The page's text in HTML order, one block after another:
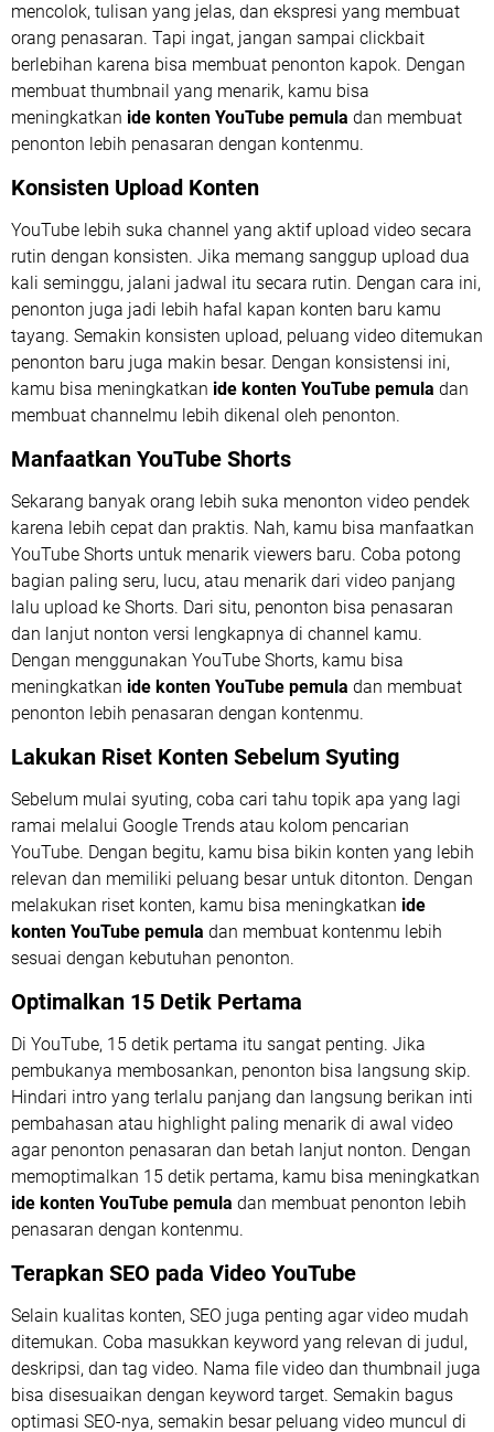
mencolok, tulisan yang jelas, dan ekspresi yang membuat
orang penasaran. Tapi ingat, jangan sampai clickbait
berlebihan karena bisa membuat penonton kapok. Dengan
membuat thumbnail yang menarik, kamu bisa
meningkatkan ide konten YouTube pemula dan membuat
penonton lebih penasaran dengan kontenmu.
Konsisten Upload Konten
YouTube lebih suka channel yang aktif upload video secara
rutin dengan konsisten. Jika memang sanggup upload dua
kali seminggu, jalani jadwal itu secara rutin. Dengan cara ini,
penonton juga jadi lebih hafal kapan konten baru kamu
tayang. Semakin konsisten upload, peluang video ditemukan
penonton baru juga makin besar. Dengan konsistensi ini,
kamu bisa meningkatkan ide konten YouTube pemula dan
membuat channelmu lebih dikenal oleh penonton.
Manfaatkan YouTube Shorts
Sekarang banyak orang lebih suka menonton video pendek
karena lebih cepat dan praktis. Nah, kamu bisa manfaatkan
YouTube Shorts untuk menarik viewers baru. Coba potong
bagian paling seru, lucu, atau menarik dari video panjang
lalu upload ke Shorts. Dari situ, penonton bisa penasaran
dan lanjut nonton versi lengkapnya di channel kamu.
Dengan menggunakan YouTube Shorts, kamu bisa
meningkatkan ide konten YouTube pemula dan membuat
penonton lebih penasaran dengan kontenmu.
Lakukan Riset Konten Sebelum Syuting
Sebelum mulai syuting, coba cari tahu topik apa yang lagi
ramai melalui Google Trends atau kolom pencarian
YouTube. Dengan begitu, kamu bisa bikin konten yang lebih
relevan dan memiliki peluang besar untuk ditonton. Dengan
melakukan riset konten, kamu bisa meningkatkan ide
konten YouTube pemula dan membuat kontenmu lebih
sesuai dengan kebutuhan penonton.
Optimalkan 15 Detik Pertama
Di YouTube, 15 detik pertama itu sangat penting. Jika
pembukanya membosankan, penonton bisa langsung skip.
Hindari intro yang terlalu panjang dan langsung berikan inti
pembahasan atau highlight paling menarik di awal video
agar penonton penasaran dan betah lanjut nonton. Dengan
memoptimalkan 15 detik pertama, kamu bisa meningkatkan
ide konten YouTube pemula dan membuat penonton lebih
penasaran dengan kontenmu.
Terapkan SEO pada Video YouTube
Selain kualitas konten, SEO juga penting agar video mudah
ditemukan. Coba masukkan keyword yang relevan di judul,
deskripsi, dan tag video. Nama file video dan thumbnail juga
bisa disesuaikan dengan keyword target. Semakin bagus
optimasi SEO-nya, semakin besar peluang video muncul di